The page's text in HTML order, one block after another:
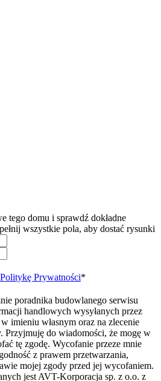
tego domu i sprawdź dokładne
wszystkie pola, aby dostać rysunki
Politykę Prywatności*
poradnika budowlanego serwisu
handlowych wysyłanych przez
imieniu własnym oraz na zlecenie
Przyjmuję do wiadomości, że mogę w
tę zgodę. Wycofanie przeze mnie
z prawem przetwarzania,
mojej zgody przed jej wycofaniem.
jest AVT-Korporacja sp. z o.o. z